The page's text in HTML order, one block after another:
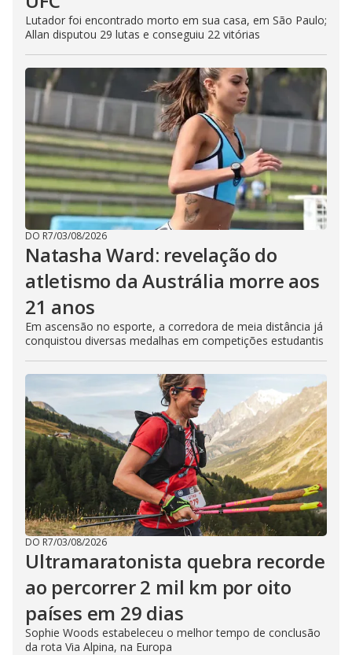
Lutador foi encontrado morto em sua casa, em São Paulo;
Allan disputou 29 lutas e conseguiu 22 vitórias
DO R7/03/08/2026
Natasha Ward: revelação do
atletismo da Austrália morre aos
21 anos
Em ascensão no esporte, a corredora de meia distância já
conquistou diversas medalhas em competições estudantis
DO R7/03/08/2026
Ultramaratonista quebra recorde
ao percorrer 2 mil km por oito
países em 29 dias
Sophie Woods estabeleceu o melhor tempo de conclusão
da rota Via Alpina, na Europa